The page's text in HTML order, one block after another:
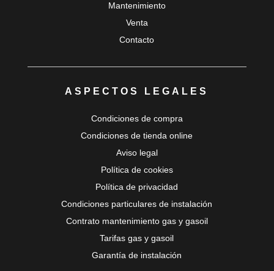
Mantenimiento
Venta
Contacto
ASPECTOS LEGALES
Condiciones de compra
Condiciones de tienda online
Aviso legal
Política de cookies
Política de privacidad
Condiciones particulares de instalación
Contrato mantenimiento gas y gasoil
Tarifas gas y gasoil
Garantía de instalación